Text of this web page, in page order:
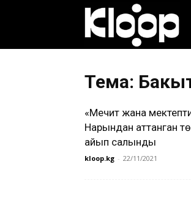
Тема:
«Мечит жана
Нарындан аттанган
айып салынды
kloop.kg - 22/11/2021